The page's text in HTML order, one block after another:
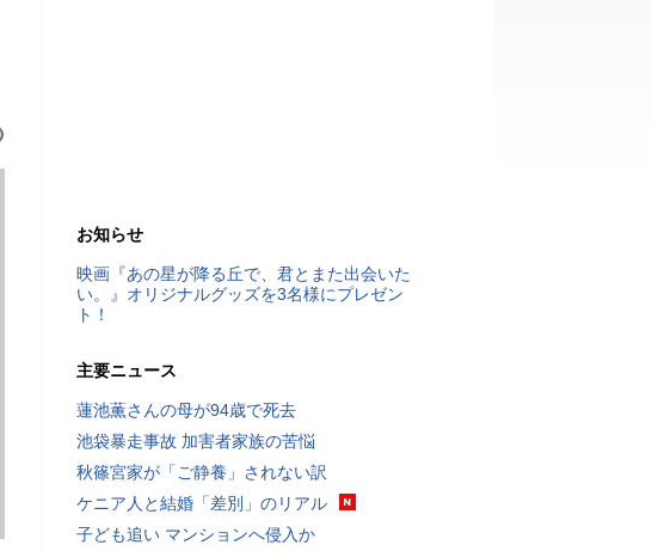
お知らせ
映画『あの星が降る丘で、君とまた出会いた
い。』オリジナルグッズを3名様にプレゼン
ト！
主要ニュース
蓮池薫さんの母が94歳で死去
池袋暴走事故 加害者家族の苦悩
秋篠宮家が「ご静養」されない訳
ケニア人と結婚「差別」のリアル
子ども追い マンションへ侵入か